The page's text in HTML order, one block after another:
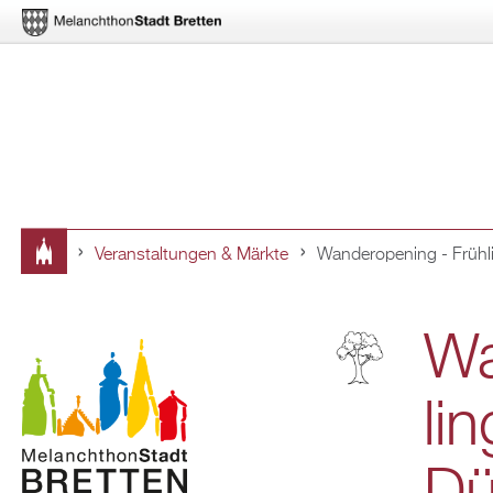
hier
Ver­an­stal­tun­gen & Märk­te Wan­dero­pe­ning -